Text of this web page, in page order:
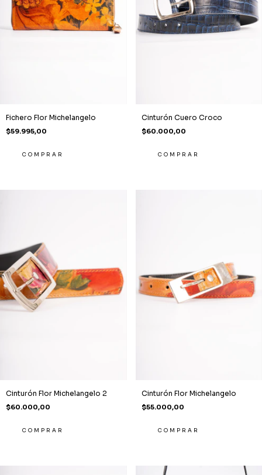
Fichero Flor Michelangelo
$59.995,00
Cinturón Cuero Croco
$60.000,00
Cinturón Flor Michelangelo 2
$60.000,00
Cinturón Flor Michelangelo
$55.000,00